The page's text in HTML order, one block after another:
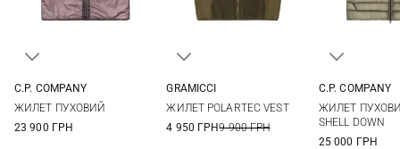
C.P. COMPANY
ЖИЛЕТ ПУХОВИЙ
23 900 ГРН
GRAMICCI
ЖИЛЕТ POLARTEC VEST
4 950 ГРН9 900 ГРН
C.P. COMPANY
ЖИЛЕТ
SHELL DOWN
25 000 ГРН